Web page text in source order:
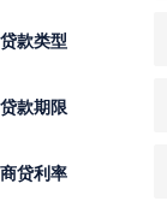
贷款类型
贷款期限
商贷利率